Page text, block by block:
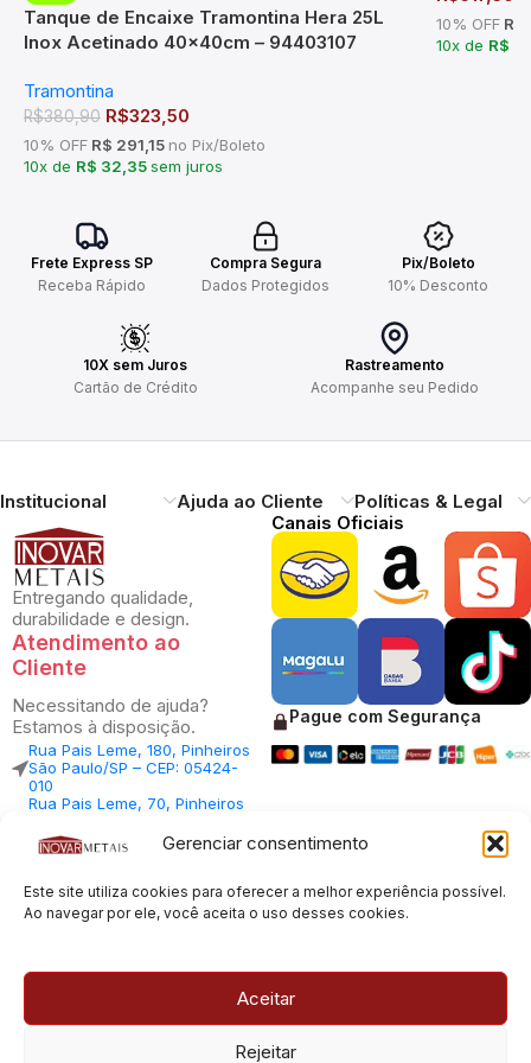
Gerenciar consentimento
Este site utiliza cookies para oferecer a melhor experiência possível.
Ao navegar por ele, você aceita o uso desses cookies.
Aceitar
Rejeitar
Tanque de Encaixe Tramontina Hera 25L
Inox Acetinado 40x40cm – 94403107
Tramontina
R$380,90 R$323,50
10% OFF R$ 291,15 no Pix/Boleto
10x de R$ 32,35sem juros
10% OFF R$
10x de R$
Frete Express SP
Receba Rápido
Compra Segura
Dados Protegidos
Pix/Boleto
10% Desconto
10X sem Juros
Cartão de Crédito
Rastreamento
Acompanhe seu Pedido
Institucional Ajuda ao Cliente Políticas & Legal
Entregando qualidade,
durabilidade e design.
Atendimento ao
Cliente
Necessitando de ajuda?
Estamos à disposição.
Rua Pais Leme, 180, Pinheiros
São Paulo/SP – CEP: 05424-
010
Rua Pais Leme, 70, Pinheiros
010
Central Vendas: (11) 98812-
Central Atendimento: (11)
94535-7237
Canais Oficiais
Pague com Segurança
© 2013 - 2026 |Inovar Metais| Todos os direitos reservados.
Desenvolvido porExperts Digitais